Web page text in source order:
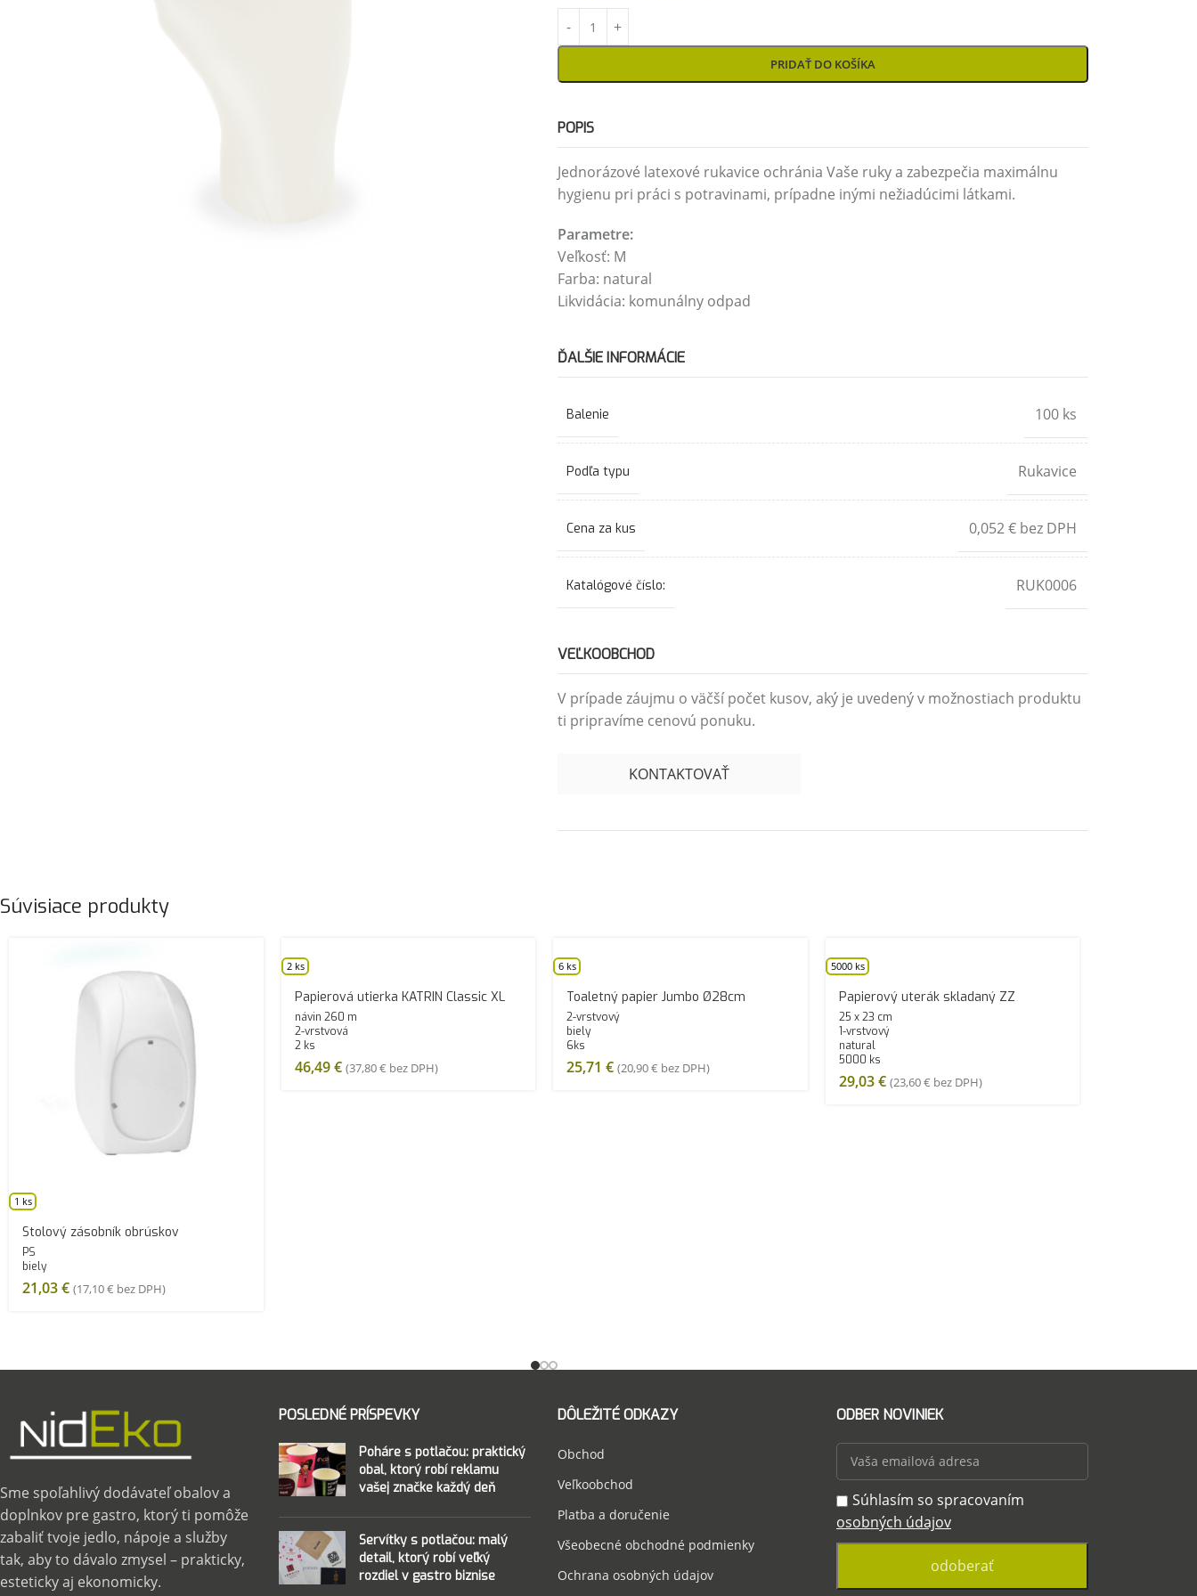
PRIDAŤ DO KOŠÍKA
POPIS
Jednorázové latexové rukavice ochránia Vaše ruky a zabezpečia maximálnu
hygienu pri práci s potravinami, prípadne inými nežiadúcimi látkami.
Parametre:
Veľkosť: M
Farba: natural
Likvidácia: komunálny odpad
ĎALŠIE INFORMÁCIE
Balenie 100 ks
Podľa typu Rukavice
Cena za kus 0,052 € bez DPH
Katalógové číslo: RUK0006
VEĽKOOBCHOD
V prípade záujmu o väčší počet kusov, aký je uvedený v možnostiach produktu
ti pripravíme cenovú ponuku.
KONTAKTOVAŤ
Súvisiace produkty
1 ks
Stolový zásobník obrúskov
PS
biely
21,03€ (17,10€ bez DPH)
2 ks
Papierová utierka KATRIN Classic XL
návin 260 m
2-vrstvová
2 ks
46,49€ (37,80€ bez DPH)
6 ks
Toaletný papier Jumbo Ø28cm
2-vrstvový
biely
6ks
25,71 € (20,90€ bez DPH)
5000 ks
Papierový uterák skladaný ZZ
25 x 23 cm
1-vrstvový
natural
5000 ks
29,03€ (23,60€ bez DPH)
Sme spoľahlivý dodávateľ obalov a
doplnkov pre gastro, ktorý ti pomôže
zabaliť tvoje jedlo, nápoje a služby
tak, aby to dávalo zmysel – prakticky,
esteticky aj ekonomicky.
POSLEDNÉ PRÍSPEVKY
Poháre s potlačou: praktický
obal, ktorý robí reklamu
vašej značke každý deň
Servítky s potlačou: malý
detail, ktorý robí veľký
rozdiel v gastro biznise
DÔLEŽITÉ ODKAZY
Obchod
Veľkoobchod
Platba a doručenie
Všeobecné obchodné podmienky
Ochrana osobných údajov
ODBER NOVINIEK
Súhlasím so spracovaním
osobných údajov